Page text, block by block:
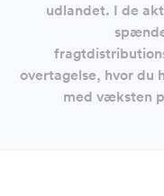
udlandet. I de
overtagelse, hvor du
med væksten